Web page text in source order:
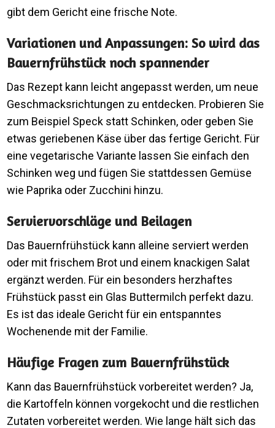
gibt dem Gericht eine frische Note.
Variationen und Anpassungen: So wird das
Bauernfrühstück noch spannender
Das Rezept kann leicht angepasst werden, um neue
Geschmacksrichtungen zu entdecken. Probieren Sie
zum Beispiel Speck statt Schinken, oder geben Sie
etwas geriebenen Käse über das fertige Gericht. Für
eine vegetarische Variante lassen Sie einfach den
Schinken weg und fügen Sie stattdessen Gemüse
wie Paprika oder Zucchini hinzu.
Serviervorschläge und Beilagen
Das Bauernfrühstück kann alleine serviert werden
oder mit frischem Brot und einem knackigen Salat
ergänzt werden. Für ein besonders herzhaftes
Frühstück passt ein Glas Buttermilch perfekt dazu.
Es ist das ideale Gericht für ein entspanntes
Wochenende mit der Familie.
Häufige Fragen zum Bauernfrühstück
Kann das Bauernfrühstück vorbereitet werden? Ja,
die Kartoffeln können vorgekocht und die restlichen
Zutaten vorbereitet werden. Wie lange hält sich das